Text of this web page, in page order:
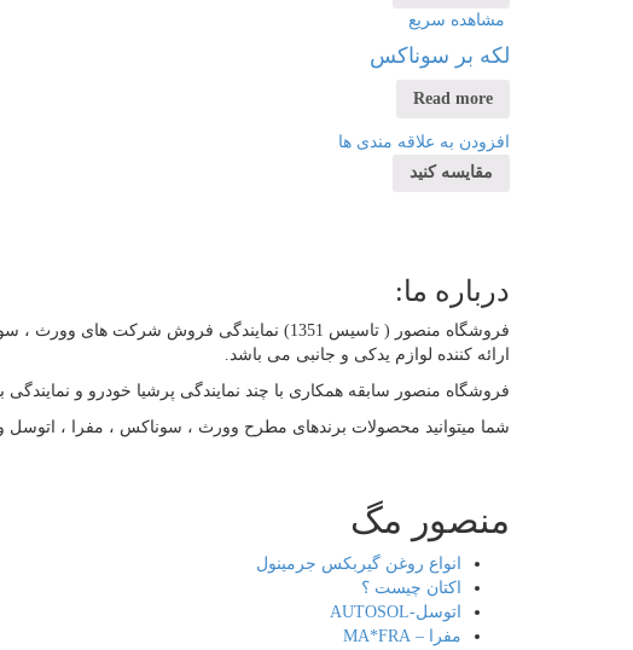
مشاهده سریع
لکه بر سوناکس
Read more
افزودن به علاقه مندی ها
مقایسه کنید
درباره ما:
فروشگاه منصور ( تاسیس 1351) نمایندگی فروش
ارائه کننده لوازم یدکی و جانبی می باشد.
فروشگاه منصور سابقه همکاری با چند نمایندگی پرشیا خودرو و نمایندگی
شما میتوانید محصولات برندهای مطرح وورث ، سوناکس ، مفرا ،
منصور مگ
انواع روغن گیربکس جرمینول
اکتان چیست ؟
اتوسل-AUTOSOL
مفرا – MA*FRA